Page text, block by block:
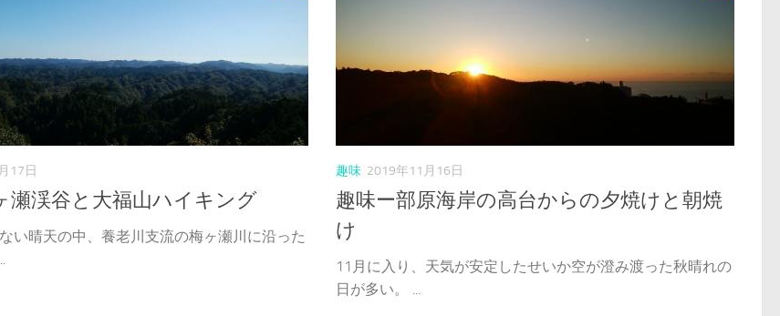
17日
瀬渓谷と大福山ハイキング
い晴天の中、養老川支流の梅ヶ瀬川に沿った
趣味 2019年11月16日
趣味ー部原海岸の高台からの夕焼けと朝焼
け
11月に入り、天気が安定したせいか空が澄み渡った秋晴れの
日が多い。 ...